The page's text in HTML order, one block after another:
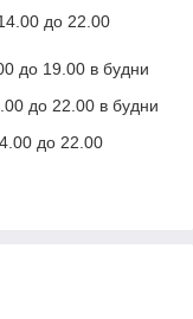
до 22.00
до 19.00 в будни
до 22.00 в будни
до 22.00